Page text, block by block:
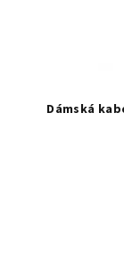
Dámská